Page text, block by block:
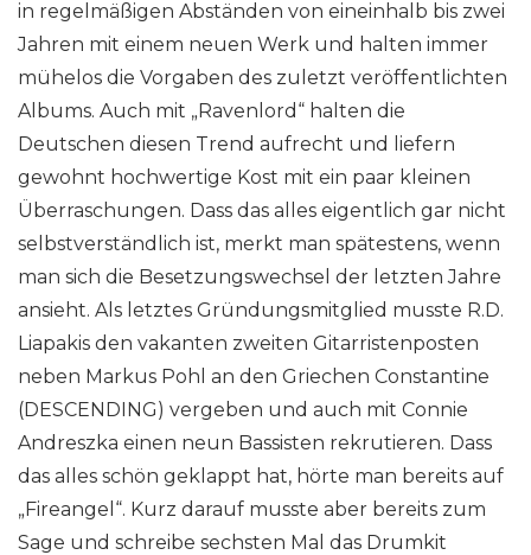
in regelmäßigen Abständen von eineinhalb bis zwei
Jahren mit einem neuen Werk und halten immer
mühelos die Vorgaben des zuletzt veröffentlichten
Albums. Auch mit „Ravenlord“ halten die
Deutschen diesen Trend aufrecht und liefern
gewohnt hochwertige Kost mit ein paar kleinen
Überraschungen. Dass das alles eigentlich gar nicht
selbstverständlich ist, merkt man spätestens, wenn
man sich die Besetzungswechsel der letzten Jahre
ansieht. Als letztes Gründungsmitglied musste R.D.
Liapakis den vakanten zweiten Gitarristenposten
neben Markus Pohl an den Griechen Constantine
(DESCENDING) vergeben und auch mit Connie
Andreszka einen neun Bassisten rekrutieren. Dass
das alles schön geklappt hat, hörte man bereits auf
„Fireangel“. Kurz darauf musste aber bereits zum
Sage und schreibe sechsten Mal das Drumkit